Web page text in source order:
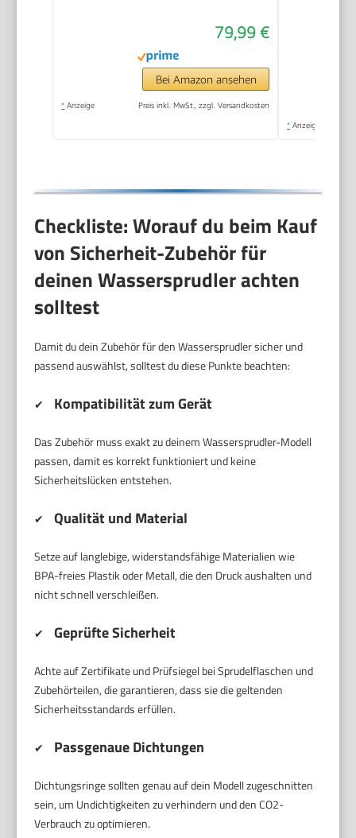
spülmaschinengeeignete
Kunststoff-
Sprudlerflaschen,
Höhe 44 cm, Schwarz
79,99 €
Bei Amazon ansehen
* Anzeige Preis inkl. MwSt., zzgl. Versandkosten
* Anzeige
Checkliste: Worauf du beim Kauf
von Sicherheit-Zubehör für
deinen Wassersprudler achten
solltest
Damit du dein Zubehör für den Wassersprudler sicher und
passend auswählst, solltest du diese Punkte beachten:
✔ Kompatibilität zum Gerät
Das Zubehör muss exakt zu deinem Wassersprudler-Modell
passen, damit es korrekt funktioniert und keine
Sicherheitslücken entstehen.
✔ Qualität und Material
Setze auf langlebige, widerstandsfähige Materialien wie
BPA-freies Plastik oder Metall, die den Druck aushalten und
nicht schnell verschleißen.
✔ Geprüfte Sicherheit
Achte auf Zertifikate und Prüfsiegel bei Sprudelflaschen und
Zubehörteilen, die garantieren, dass sie die geltenden
Sicherheitsstandards erfüllen.
✔ Passgenaue Dichtungen
Dichtungsringe sollten genau auf dein Modell zugeschnitten
sein, um Undichtigkeiten zu verhindern und den CO2-
Verbrauch zu optimieren.